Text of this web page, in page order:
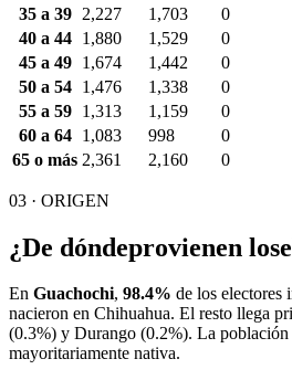
35 a 39
2,227 1,703 0
40 a 44
1,880 1,529 0
45 a 49
1,674 1,442 0
50 a 54
1,476 1,338 0
55 a 59
1,313 1,159 0
60 a 64
1,083 998 0
65 o más 2,361 2,160 0
03 · ORIGEN
¿De dóndeprovienen los
En Guachochi, 98.4% de los electores
nacieron en Chihuahua. El resto llega
(0.3%) y Durango (0.2%). La población
mayoritariamente nativa.